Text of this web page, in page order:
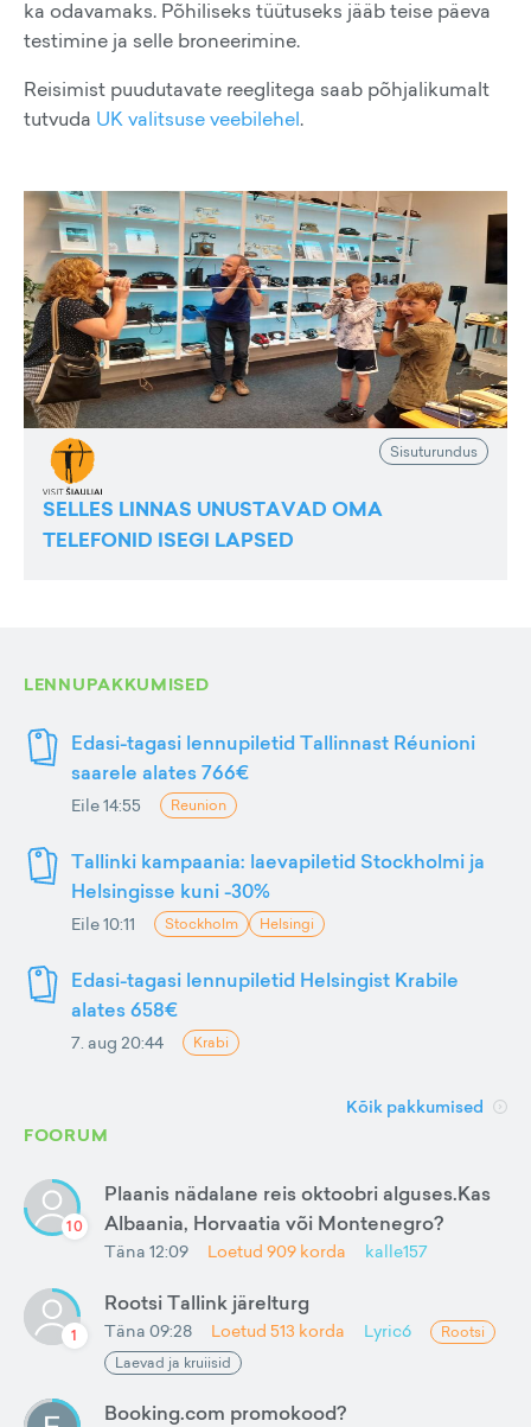
ka odavamaks. Põhiliseks tüütuseks jääb teise päeva
testimine ja selle broneerimine.
Reisimist puudutavate reeglitega saab põhjalikumalt
tutvuda UK valitsuse veebilehel.
Sisuturundus
SELLES LINNAS UNUSTAVAD OMA
TELEFONID ISEGI LAPSED
LENNUPAKKUMISED
Edasi-tagasi lennupiletid Tallinnast Réunioni
saarele alates 766€
Eile 14:55 Reunion
Tallinki kampaania: laevapiletid Stockholmi ja
Helsingisse kuni -30%
Eile 10:11 Stockholm Helsingi
Edasi-tagasi lennupiletid Helsingist Krabile
alates 658€
7. aug 20:44 Krabi
Kõik pakkumised
FOORUM
10
Plaanis nädalane reis oktoobri alguses.Kas
Albaania, Horvaatia või Montenegro?
Täna 12:09 Loetud 909 korda kalle157
1
Rootsi Tallink järelturg
Täna 09:28 Loetud 513 korda Lyric6
Rootsi
Laevad ja kruiisid
Booking.com promokood?